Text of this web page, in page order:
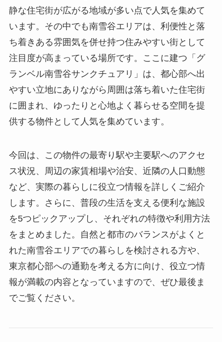
静な住宅街が広がる地域が多い点で人気を集めて
います。その中でも南雪谷エリアは、利便性と落
ち着きある雰囲気を併せ持つ住みやすい街として
注目度が高まっている場所です。ここに建つ「グ
ランベル南雪谷サンクチュアリ」は、都心部へ出
やすい立地にありながら周囲は落ち着いた住宅街
に囲まれ、ゆったりと心地よく暮らせる空間を提
供する物件として人気を集めています。
今回は、この物件の最寄り駅や主要駅へのアクセ
ス状況、周辺の家賃相場や治安、近隣の人口動態
など、実際の暮らしに役立つ情報を詳しくご紹介
します。さらに、普段の生活を支える便利な施設
を5つピックアップし、それぞれの特徴や利用方法
をまとめました。自然と都市のバランスがよくと
れた南雪谷エリアでの暮らしを検討される方や、
東京都心部への通勤を考える方に向け、役立つ情
報が満載の内容となっていますので、ぜひ最後ま
でご覧ください。